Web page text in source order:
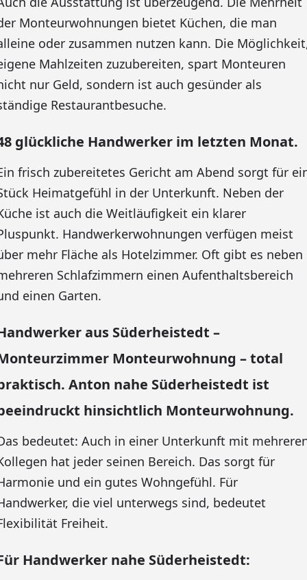
Monteurwohnungen bietet Küchen, die man
oder zusammen nutzen kann. Die
Mahlzeiten zuzubereiten, spart Monteuren
nur Geld, sondern ist auch gesünder als
Restaurantbesuche.
glückliche Handwerker im letzten Monat.
frisch zubereitetes Gericht am Abend sorgt für
Heimatgefühl in der Unterkunft. Neben der
ist auch die Weitläufigkeit ein klarer
Handwerkerwohnungen verfügen meist
mehr Fläche als Hotelzimmer. Oft gibt es neben
Schlafzimmern einen Aufenthaltsbereich
einen Garten.
aus Süderheistedt –
Monteurwohnung – total
Anton nahe Süderheistedt ist
hinsichtlich Monteurwohnung.
bedeutet: Auch in einer Unterkunft mit
hat jeder seinen Bereich. Das sorgt für
und ein gutes Wohngefühl. Für
die viel unterwegs sind, bedeutet
Freiheit.
Handwerker nahe Süderheistedt: